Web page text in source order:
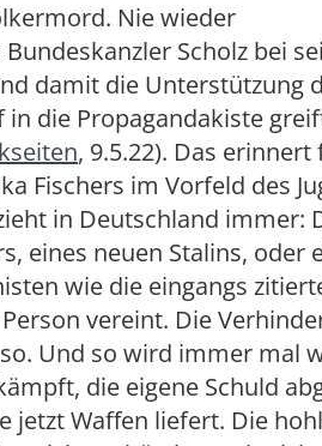
Nie wieder
Scholz bei
damit die Unterstützung
die Propagandakiste
, 9.5.22). Das erinnert
Fischers im Vorfeld des
in Deutschland immer:
eines neuen Stalins, oder
wie die eingangs
vereint. Die
Und so wird immer mal
die eigene Schuld
jetzt Waffen liefert. Die